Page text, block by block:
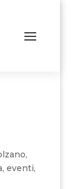
,
, eventi,